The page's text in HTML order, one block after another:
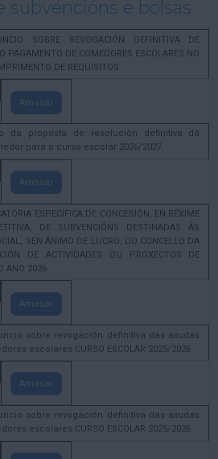
subvencións e bolsas
SOBRE REVOGACIÓN DEFINITIVA DE
PAGAMENTO DE COMEDORES ESCOLARES NO
DE REQUISITOS
Amosar
da proposta de resolución definitiva dá
para o curso escolar 2026/2027.
Amosar
ESPECÍFICA DE CONCESIÓN, EN RÉXIME
DE SUBVENCIÓNS DESTINADAS ÁS
SEN ÁNIMO DE LUCRO, DO CONCELLO DA
DE ACTIVIDADES OU PROXECTOS DE
ANO 2026
Amosar
sobre revogación definitiva das axudas
escolares CURSO ESCOLAR 2025/2026
Amosar
sobre revogación definitiva das axudas
escolares CURSO ESCOLAR 2025/2026